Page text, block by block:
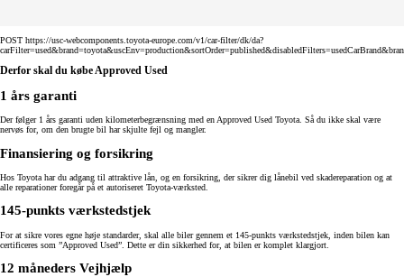
POST https://usc-webcomponents.toyota-europe.com/v1/car-filter/dk/da?
Derfor skal du købe Approved Used
1 års garanti
Der følger 1 års garanti uden kilometerbegrænsning med en Approved Used Toyota. Så du ikke skal være
nervøs for, om den brugte bil har skjulte fejl og mangler.
Finansiering og forsikring
Hos Toyota har du adgang til attraktive lån, og en forsikring, der sikrer dig lånebil ved skadereparation og at
alle reparationer foregår på et autoriseret Toyota-værksted.
145-punkts værkstedstjek
For at sikre vores egne høje standarder, skal alle biler gennem et 145-punkts værkstedstjek, inden bilen kan
certificeres som ”Approved Used”. Dette er din sikkerhed for, at bilen er komplet klargjort.
12 måneders Vejhjælp